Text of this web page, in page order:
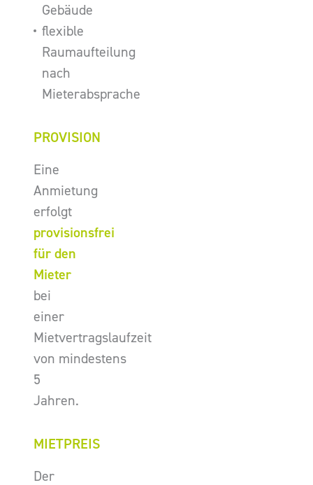
Gebäude
flexible
Raumaufteilung
nach
Mieterabsprache
PROVISION
Eine
Anmietung
erfolgt
provisionsfrei
für den
Mieter
bei
einer
Mietvertragslaufzeit
von mindestens
5
Jahren.
MIETPREIS
Der